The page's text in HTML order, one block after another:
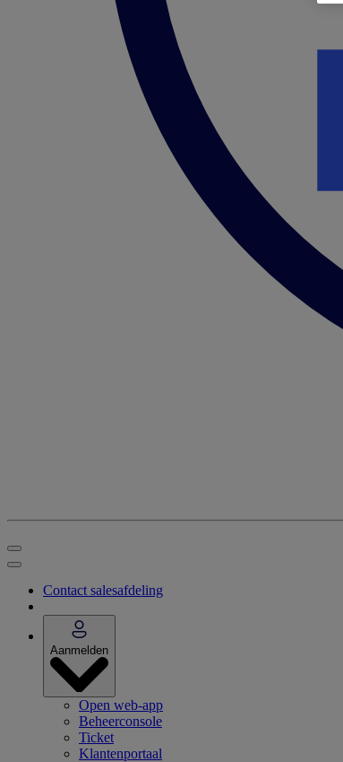
Contact salesafdeling
Aanmelden
Open web-app
Beheerconsole
Ticket
Klantenportaal